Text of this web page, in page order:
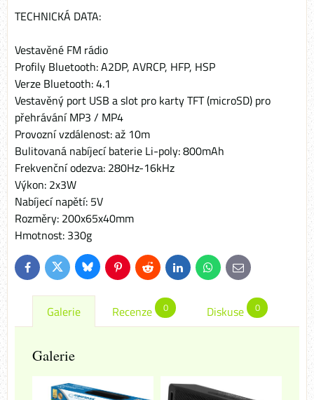
TECHNICKÁ DATA:
Vestavěné FM rádio
Profily Bluetooth: A2DP, AVRCP, HFP, HSP
Verze Bluetooth: 4.1
Vestavěný port USB a slot pro karty TFT (microSD) pro
přehrávání MP3 / MP4
Provozní vzdálenost: až 10m
Bulitovaná nabíjecí baterie Li-poly: 800mAh
Frekvenční odezva: 280Hz-16kHz
Výkon: 2x3W
Nabíjecí napětí: 5V
Rozměry: 200x65x40mm
Hmotnost: 330g
FacebookTwitterBlueskyPinterestReddit LinkedInWhatsApp
E-
mail
Galerie Recenze 0 Diskuse 0
Galerie